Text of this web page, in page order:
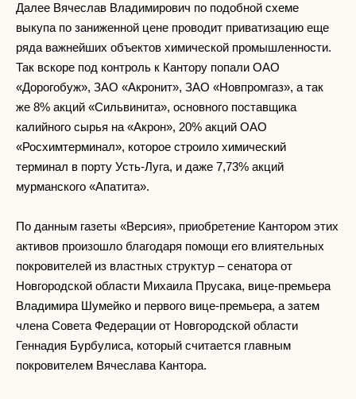
Далее Вячеслав Владимирович по подобной схеме
выкупа по заниженной цене проводит приватизацию еще
ряда важнейших объектов химической промышленности.
Так вскоре под контроль к Кантору попали ОАО
«Дорогобуж», ЗАО «Акронит», ЗАО «Новпромгаз», а так
же 8% акций «Сильвинита», основного поставщика
калийного сырья на «Акрон», 20% акций ОАО
«Росхимтерминал», которое строило химический
терминал в порту Усть-Луга, и даже 7,73% акций
мурманского «Апатита».
По данным газеты «Версия», приобретение Кантором этих
активов произошло благодаря помощи его влиятельных
покровителей из властных структур – сенатора от
Новгородской области Михаила Прусака, вице-премьера
Владимира Шумейко и первого вице-премьера, а затем
члена Совета Федерации от Новгородской области
Геннадия Бурбулиса, который считается главным
покровителем Вячеслава Кантора.